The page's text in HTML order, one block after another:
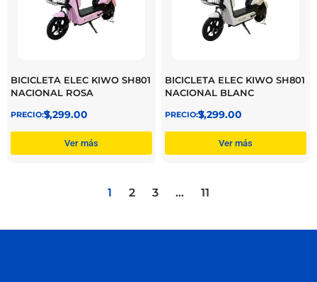
BICICLETA ELEC KIWO SH801
NACIONAL ROSA
$
7,299.00
Ver más
BICICLETA ELEC KIWO SH801
NACIONAL BLANC
$
7,299.00
Ver más
1 2 3 … 11